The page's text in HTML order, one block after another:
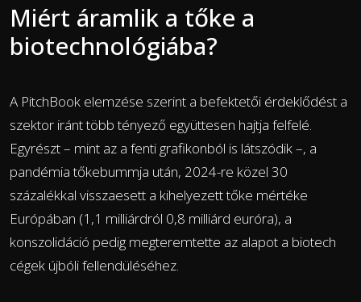
Miért áramlik a tőke a
biotechnológiába?
A PitchBook elemzése szerint a befektetői érdeklődést a
szektor iránt több tényező együttesen hajtja felfelé.
Egyrészt – mint az a fenti grafikonból is látszódik –, a
pandémia tőkebummja után, 2024-re közel 30
százalékkal visszaesett a kihelyezett tőke mértéke
Európában (1,1 milliárdról 0,8 milliárd euróra), a
konszolidáció pedig megteremtette az alapot a biotech
cégek újbóli fellendüléséhez.